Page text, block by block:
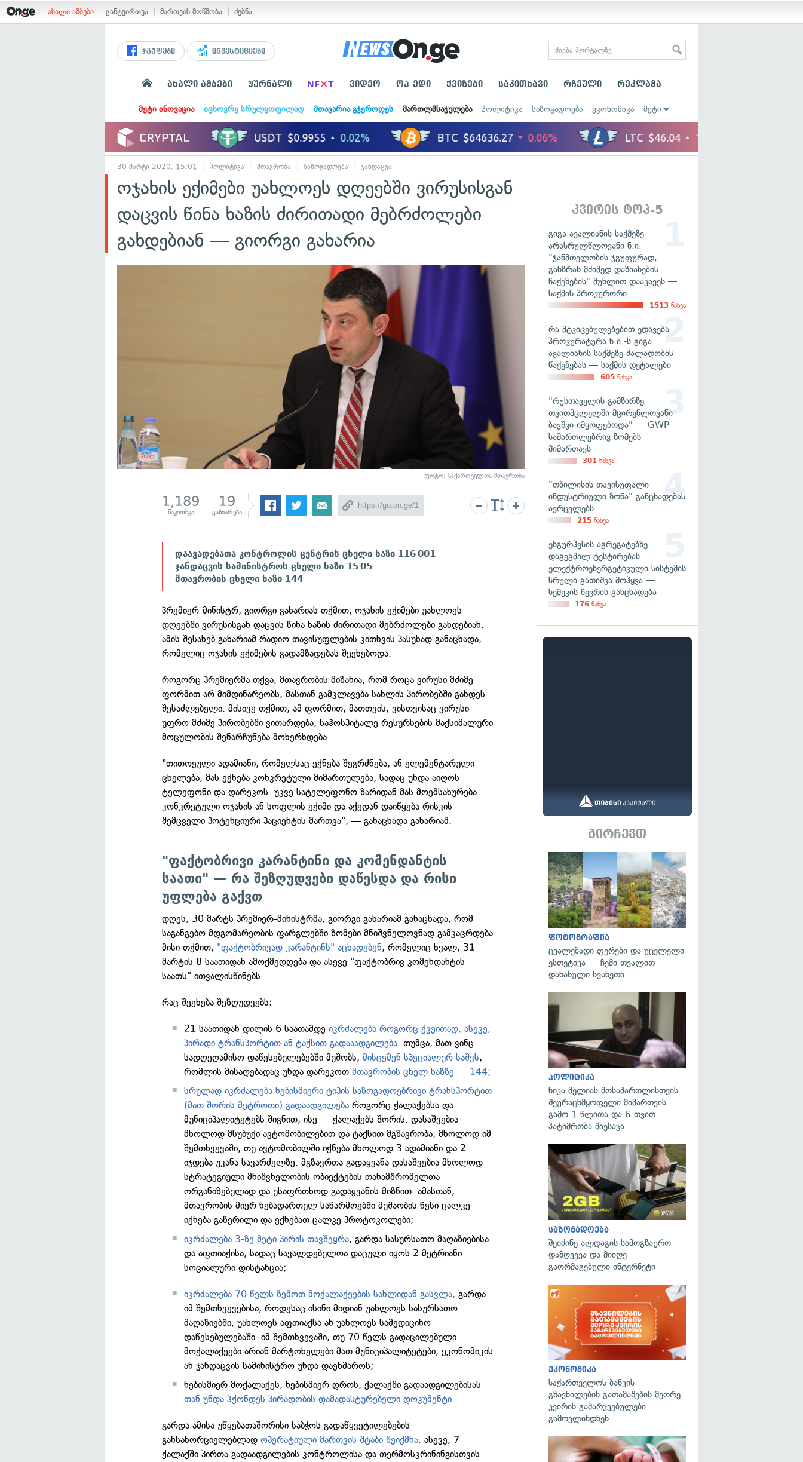
ახალი ამბები განტვირთვა მართვის მოწმობა ძებნა
ჯგუფები ინვესტიციები
ახალი ამბები ჟურნალი NE×T ვიდეო ოპ-ედი ქვიზები საკითხავი რჩეული რეკლამა
მეტი ინოვაცია იცხოვრე სრულყოფილად მთავარია გჯეროდეს მართლმსაჯულება პოლიტიკა საზოგადოება ეკონომიკა მეტი
30 მარტი 2020, 15:01 პოლიტიკა მთავრობა საზოგადოება ჯანდაცვა
ოჯახის ექიმები უახლოეს დღეებში ვირუსისგან
დაცვის წინა ხაზის ძირითადი მებრძოლები
გახდებიან — გიორგი გახარია
ფოტო: საქართველოს მთავრობა
1,189
წაკითხვა
19
გაზიარება
დაავადებათა კონტროლის ცენტრის ცხელი ხაზი 116 001
ჯანდაცვის სამინისტროს ცხელი ხაზი 15 05
მთავრობის ცხელი ხაზი 144
პრემიერ-მინისტრ, გიორგი გახარიას თქმით, ოჯახის ექიმები უახლოეს
დღეებში ვირუსისგან დაცვის წინა ხაზის ძირითადი მებრძოლები გახდებიან.
ამის შესახებ გახარიამ რადიო თავისუფლების კითხვის პასუხად განაცხადა,
რომელიც ოჯახის ექიმების გადამზადებას შეეხებოდა.
როგორც პრემიერმა თქვა, მთავრობის მიზანია, რომ როცა ვირუსი მძიმე
ფორმით არ მიმდინარეობს, მასთან გამკლავება სახლის პირობებში გახდეს
შესაძლებელი. მისივე თქმით, ამ ფორმით, მათთვის, ვისთვისაც ვირუსი
უფრო მძიმე პირობებში ვითარდება, საჰოსპიტალე რესურსების მაქსიმალური
მოცულობის შენარჩუნება მოხერხდება.
"თითოეული ადამიანი, რომელსაც ექნება შეგრძნება, ან ელემენტარული
ცხელება, მას ექნება კონკრეტული მიმართულება, სადაც უნდა აიღოს
ტელეფონი და დარეკოს. უკვე სატელეფონო ზარიდან მას მოემსახურება
კონკრეტული ოჯახის ან სოფლის ექიმი და აქედან დაიწყება რისკის
შემცველი პოტენციური პაციენტის მართვა", — განაცხადა გახარიამ.
"ფაქტობრივი კარანტინი და კომენდანტის
საათი" — რა შეზღუდვები დაწესდა და რისი
უფლება გაქვთ
დღეს, 30 მარტს პრემიერ-მინისტრმა, გიორგი გახარიამ განაცხადა, რომ
საგანგებო მდგომარეობის ფარგლებში ზომები მნიშვნელოვნად გამკაცრდება.
მისი თქმით, "ფაქტობრივად კარანტინს" აცხადებენ, რომელიც ხვალ, 31
მარტის 8 საათიდან ამოქმედდება და ასევე "ფაქტობრივ კომენდანტის
საათს" ითვალისწინებს.
რაც შეეხება შეზღუდვებს:
21 საათიდან დილის 6 საათამდეიკრძალება როგორც ქვეითად, ასევე,
პირადი ტრანსპორტით ან ტაქსით გადააადგილება. თუმცა, მათ ვინც
სადღეღამისო დაწესებულებებში მუშობს,მისცემენ სპეციალურ საშვს,
რომლის მისაღებადაც უნდა დარეკოთმთავრობის ცხელ ხაზზე — 144;
სრულად იკრძალება ნებისმიერი ტიპის საზოგადოებრივი ტრანსპორტით
(მათ შორის მეტროთი) გადაადგილება როგორც ქალაქებსა და
მუნიციპალიტეტებს შიგნით, ისე — ქალაქებს შორის. დასაშვებია
მხოლოდ მსუბუქი ავტომობილებით და ტაქსით მგზავრობა, მხოლოდ იმ
შემთხვევაში, თუ ავტომობილში იქნება მხოლოდ 3 ადამიანი და 2
იჯდება უკანა სავარძელზე. მგზავრთა გადაყვანა დასაშვებია მხოლოდ
სტრატეგიული მნიშვნელობის ობიექტების თანამშრომელთა
ორგანიზებულად და უსაფრთხოდ გადაყვანის მიზნით. ამასთან,
მთავრობის მიერ ნებადართულ საწარმოებში მუშაობის წესი ცალკე
იქნება გაწერილი და ექნებათ ცალკე პროტოკოლები;
იკრძალება 3-ზე მეტი პირის თავშეყრა, გარდა სასურსათო მაღაზიებისა
და აფთიაქისა, სადაც სავალდებულოა დაცული იყოს 2 მეტრიანი
სოციალური დისტანცია;
იკრძალება 70 წელს ზემოთ მოქალაქეების სახლიდან გასვლა, გარდა
იმ შემთხვევებისა, როდესაც ისინი მიდიან უახლოეს სასურსათო
მაღაზიებში, უახლოეს აფთიაქსა ან უახლოეს სამედიცინო
დაწესებულებაში. იმ შემთხვევაში, თუ 70 წელს გადაცილებული
მოქალაქეები არიან მარტოხელები მათ მუნიციპალიტეტები, ეკონომიკის
ან ჯანდაცვის სამინისტრო უნდა დაეხმაროს;
ნებისმიერ მოქალაქეს, ნებისმიერ დროს, ქალაქში გადაადგილებისას
თან უნდა ჰქონდეს პირადობის დამადასტურებელი დოკუმენტი.
გარდა ამისა უწყებათაშორისი საბჭოს გადაწყვეტილებების
განსახორციელებლადოპერატიული მართვის შტაბი შეიქმნა. ასევე, 7
ქალაქში პირთა გადაადგილების კონტროლისა და თერმოსკრინინგისთვის
კვირის ტოპ-5
გიგა ავალიანის საქმეზე
არასრულწლოვანი ნ.ი.
"ჯანმთელობის ჯგუფურად,
განზრახ მძიმედ დაზიანების
წაქეზების" მუხლით დააკავეს —
საქმის პროკურორი
1513 ნახვა
რა მტკიცებულებებით ედავება
პროკურატურა ნ.ი.-ს გიგა
ავალიანის საქმეზე ძალადობის
წაქეზებას — საქმის დეტალები
605 ნახვა
"რუსთაველის გამზირზე
თვითმცლელში მცირეწლოვანი
ბავშვი იმყოფებოდა" — GWP
სამართლებრივ ზომებს
მიმართავს
301 ნახვა
"თბილისის თავისუფალი
ინდუსტრიული ზონა" განცხადებას
ავრცელებს
215 ნახვა
ენგურჰესის აგრეგატებზე
დაგეგმილ ტესტირებას
ელექტროენერგეტიკული სისტემის
სრული გათიშვა მოჰყვა —
სემეკის წევრის განცხადება
176 ნახვა
გირჩევთ
ფოტოგრაფია
ცვალებადი ფერები და უცვლელი
ესთეტიკა — ჩემი თვალით
დანახული სვანეთი
პოლიტიკა
ნიკა მელიას მოსამართლისთვის
შეურაცხმყოფელი მიმართვის
გამო 1 წლითა და 6 თვით
პატიმრობა მიესაჯა
საზოგადოება
შეიძინე ალდაგის სამოგზაურო
დაზღვევა და მიიღე
გაორმაგებული ინტერნეტი
ეკონომიკა
საქართველოს ბანკის
გზავნილების გათამაშების მეორე
კვირის გამარჯვებულები
გამოვლინდნენ